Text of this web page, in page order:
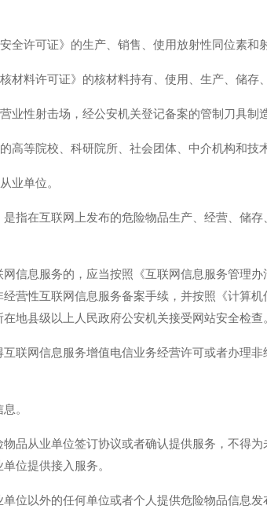
全许可证》的生产、销售、使用放射性同位素和
材料许可证》的核材料持有、使用、生产、储存
业性射击场，经公安机关登记备案的管制刀具制
高等院校、科研院所、社会团体、中介机构和技
业单位。
指在互联网上发布的危险物品生产、经营、储
信息服务的，应当按照《互联网信息服务管理
营性互联网信息服务备案手续，并按照《计算
地县级以上人民政府公安机关接受网站安全检查。
联网信息服务增值电信业务经营许可或者办理
。
品从业单位签订协议或者确认提供服务，不得
位提供接入服务。
位以外的任何单位或者个人提供危险物品信息发